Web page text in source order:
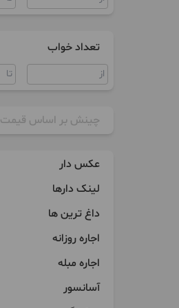
تعداد خواب
چینش بر اساس قیمت
عکس دار
لینک دارها
داغ ترین ها
اجاره روزانه
اجاره مبله
آسانسور